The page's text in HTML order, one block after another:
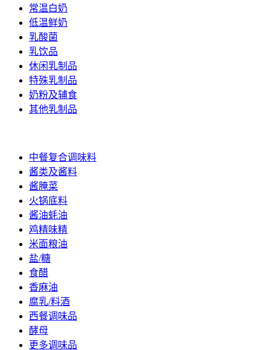
常温白奶
低温鲜奶
乳酸菌
乳饮品
休闲乳制品
特殊乳制品
奶粉及辅食
其他乳制品
中餐复合调味料
酱类及酱料
酱腌菜
火锅底料
酱油蚝油
鸡精味精
米面粮油
盐/糖
食醋
香麻油
腐乳/料酒
西餐调味品
酵母
更多调味品